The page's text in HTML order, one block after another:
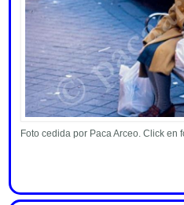
Foto cedida por Paca Arceo. Click en